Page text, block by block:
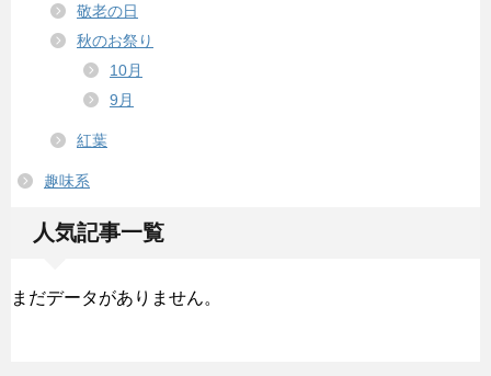
敬老の日
秋のお祭り
10月
9月
紅葉
趣味系
人気記事一覧
まだデータがありません。